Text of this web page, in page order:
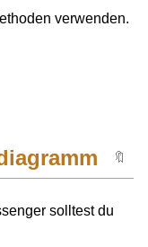
verwenden.
🔖
solltest du